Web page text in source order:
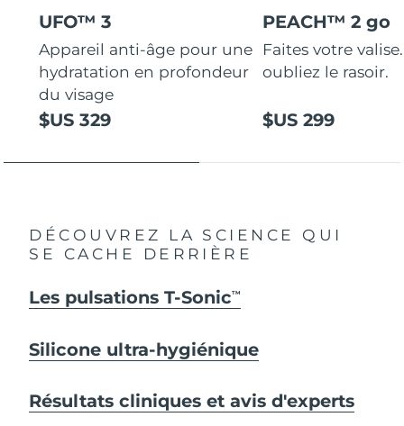
UFO™ 3
Appareil anti-âge pour une
hydratation en profondeur
du visage
$US 329
PEACH™ 2 go
Faites votre
oubliez le rasoir.
$US 299
DÉCOUVREZ LA SCIENCE QUI
SE CACHE DERRIÈRE
Les pulsations T-SonicTM
Silicone ultra-hygiénique
Résultats cliniques et avis d'experts